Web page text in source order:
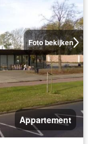
Foto bekijken
Appartement